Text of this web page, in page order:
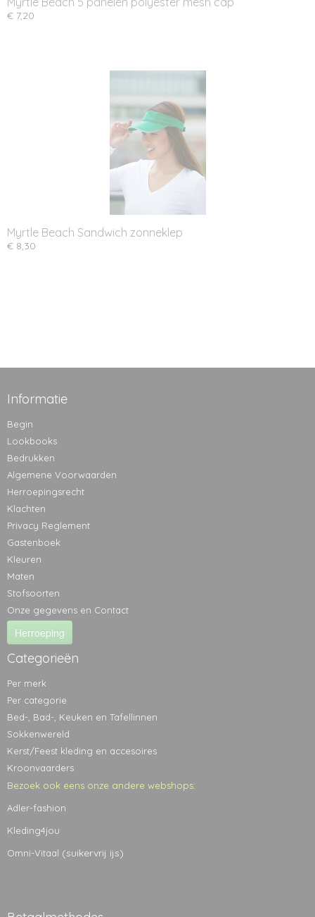
€ 7,20
Myrtle Beach Sandwich zonneklep
€ 8,30
Informatie
Begin
Lookbooks
Bedrukken
Algemene Voorwaarden
Herroepingsrecht
Klachten
Privacy Reglement
Gastenboek
Kleuren
Maten
Stofsoorten
Onze gegevens en Contact
Herroeping
Categorieën
Per merk
Per categorie
Bed-, Bad-, Keuken en Tafellinnen
Sokkenwereld
Kerst/Feest kleding en accesoires
Kroonvaarders
Bezoek ook eens onze andere webshops:
Adler-fashion
Kleding4jou
Omni-Vitaal (suikervrij ijs)